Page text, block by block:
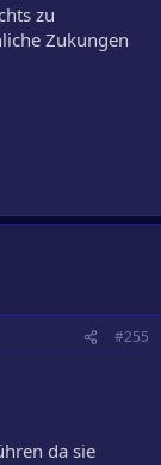
zu
Zukungen
#255
da sie